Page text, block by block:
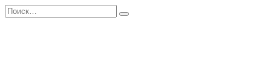
Перейти
к
Search
for: